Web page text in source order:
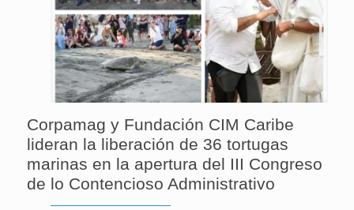
Corpamag y Fundación CIM Caribe
lideran la liberación de 36 tortugas
marinas en la apertura del III Congreso
de lo Contencioso Administrativo